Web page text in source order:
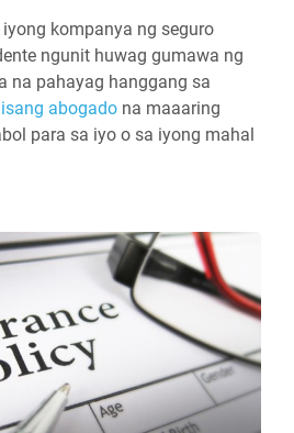
kompanya ng seguro
ngunit huwag gumawa ng
na pahayag hanggang sa
abogado na maaaring
para sa iyo o sa iyong mahal